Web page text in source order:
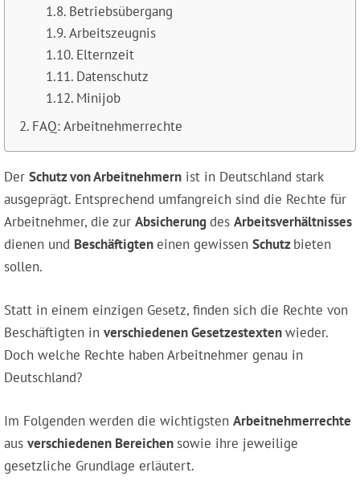
Betriebsübergang
Arbeitszeugnis
Elternzeit
Datenschutz
Minijob
FAQ: Arbeitnehmerrechte
Der Schutz von Arbeitnehmern ist in Deutschland stark
ausgeprägt. Entsprechend umfangreich sind die Rechte für
Arbeitnehmer, die zur Absicherungdes Arbeitsverhältnisses
dienen und Beschäftigteneinen gewissen Schutzbieten
sollen.
Statt in einem einzigen Gesetz, finden sich die Rechte von
Beschäftigten in verschiedenen Gesetzestextenwieder.
Doch welche Rechte haben Arbeitnehmer genau in
Deutschland?
Im Folgenden werden die wichtigsten Arbeitnehmerrechte
aus verschiedenen Bereichensowie ihre jeweilige
gesetzliche Grundlage erläutert.